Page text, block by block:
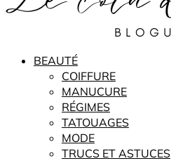
BEAUTÉ
COIFFURE
MANUCURE
RÉGIMES
TATOUAGES
MODE
TRUCS ET ASTUCES